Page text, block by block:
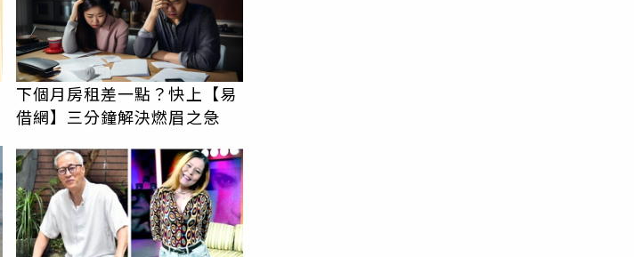
下個月房租差一點？快上【易
借網】三分鐘解決燃眉之急